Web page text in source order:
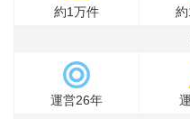
約1万件
運営26年